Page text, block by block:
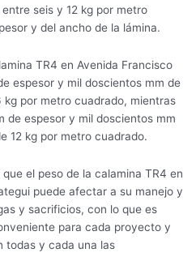
seis y 12 kg por metro
y del ancho de la lámina.
TR4 en Avenida Francisco
espesor y mil doscientos mm de
por metro cuadrado, mientras
de espesor y mil doscientos mm
12 kg por metro cuadrado.
el peso de la calamina TR4 en
puede afectar a su manejo y
y sacrificios, con lo que es
para cada proyecto y
todas y cada una las